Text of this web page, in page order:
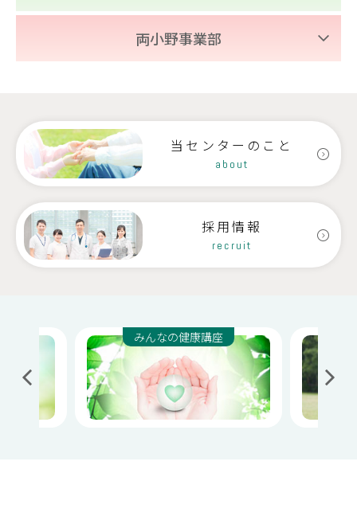
特別養護老人ホーム恋月荘
富士見町地域包括支援センター
地域密着型
小規模多機能型
原村地域包括支援センター
老人保健施設みづうみ
訪問看護ステーションふじみ・
ケアネットセンター茅野
デイサービスけいすい
ケアネットセンター茅野
訪問介護サテライト出張所
訪問看護ステーションすずたけ
デイサービス
なごみの家
両小野事業部
老人保健施設きりとう
地域密着型
特別養護老人ホームきりとう
介護サービスステーション伊北
当センターのこと
about
採用情報
recruit
みんなの健康講座